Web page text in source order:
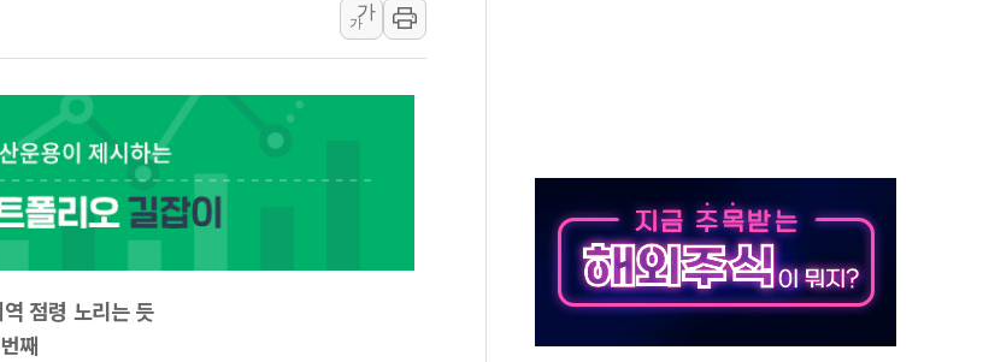
황희 '폐버스 청년주택' SNS 글 역풍에 "정부정책 아냐" 해명
폭염 누그러지고 가뭄 숙지나...경북동해안권 8~9일 최대 100mm 호우
신길동 신축도 3.3㎡당 7250만원…써밋 클라비온 59㎡ 18억원대
용산공원·그린벨트로 또 충돌…반복되는 국토부-서울시 '정책 엇박자'
[AI 부동산 투데이] 특공 전략도 '극과 극'…생애최초만 경쟁 치열
[코인시황] 비트코인 6만4000달러대 횡보…고래·ETF 매수에도 고유가·금리·입법 지연 '삼중 부담'
[베트남 증시] 유동성 부진 지속, 강보합 마감...석유·가스주 올랐지만 빈그룹이 상쇄
'찜통더위'에 전력수요 역대 최고치 경신…한낮 총수요 104.3GW 기록
후티 반군, 예멘 정부군과 사우디 동시 공격… 위기 고조되는 또 다른 중동 화약고
가
가
점령 노리는 듯
째